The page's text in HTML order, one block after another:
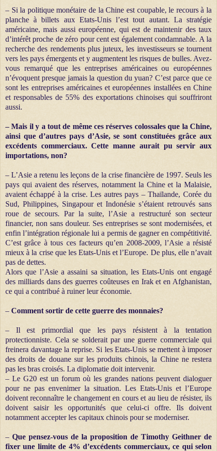
– Si la politique monétaire de la Chine est coupable, le recours à la
planche à billets aux Etats-Unis l’est tout autant. La stratégie
américaine, mais aussi européenne, qui est de maintenir des taux
d’intérêt proche de zéro pour cent est également condamnable. A la
recherche des rendements plus juteux, les investisseurs se tournent
vers les pays émergents et y augmentent les risques de bulles. Avez-
vous remarqué que les entreprises américaines ou européennes
n’évoquent presque jamais la question du yuan? C’est parce que ce
sont les entreprises américaines et européennes installées en Chine
et responsables de 55% des exportations chinoises qui souffriront
aussi.
– Mais il y a tout de même ces réserves colossales que la Chine,
ainsi que d’autres pays d’Asie, se sont constituées grâce aux
excédents commerciaux. Cette manne aurait pu servir aux
importations, non?
– L’Asie a retenu les leçons de la crise financière de 1997. Seuls les
pays qui avaient des réserves, notamment la Chine et la Malaisie,
avaient échappé à la crise. Les autres pays – Thaïlande, Corée du
Sud, Philippines, Singapour et Indonésie s’étaient retrouvés sans
roue de secours. Par la suite, l’Asie a restructuré son secteur
financier, non sans douleur. Ses entreprises se sont modernisées, et
enfin l’intégration régionale lui a permis de gagner en compétitivité.
C’est grâce à tous ces facteurs qu’en 2008-2009, l’Asie a résisté
mieux à la crise que les Etats-Unis et l’Europe. De plus, elle n’avait
pas de dettes.
Alors que l’Asie a assaini sa situation, les Etats-Unis ont engagé
des milliards dans des guerres coûteuses en Irak et en Afghanistan,
ce qui a contribué à ruiner leur économie.
– Comment sortir de cette guerre des monnaies?
– Il est primordial que les pays résistent à la tentation
protectionniste. Cela se solderait par une guerre commerciale qui
freinera davantage la reprise. Si les Etats-Unis se mettent à imposer
des droits de douane sur les produits chinois, la Chine ne restera
pas les bras croisés. La diplomatie doit intervenir.
– Le G20 est un forum où les grandes nations peuvent dialoguer
pour ne pas envenimer la situation. Les Etats-Unis et l’Europe
doivent reconnaître le changement en cours et au lieu de résister, ils
doivent saisir les opportunités que celui-ci offre. Ils doivent
notamment accepter les capitaux chinois pour se moderniser.
– Que pensez-vous de la proposition de Timothy Geithner de
fixer une limite de 4% d’excédents commerciaux, ce qui selon